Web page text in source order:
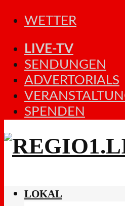
WETTER
LIVE-TV
SENDUNGEN
ADVERTORIALS
SPENDEN
LOKAL